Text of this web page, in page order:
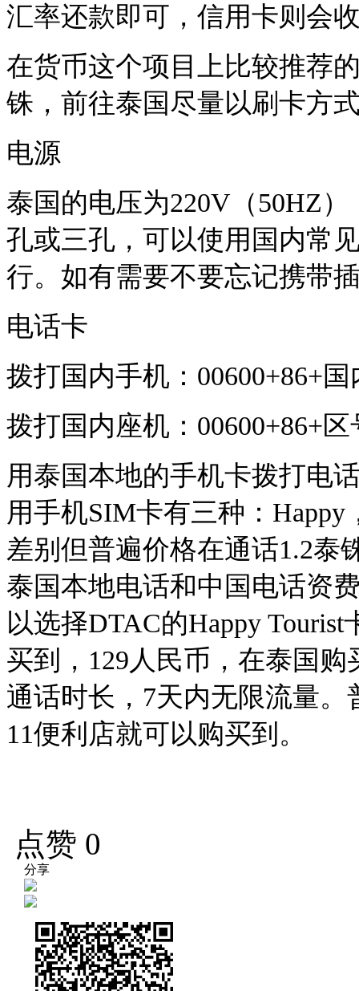
汇率还款即可，信用卡则会
在货币这个项目上比较推荐
铢，前往泰国尽量以刷卡方
电源
泰国的电压为220V（50HZ
孔或三孔，可以使用国内常
行。如有需要不要忘记携带
电话卡
拨打国内手机：00600+86+
拨打国内座机：00600+86+
用泰国本地的手机卡拨打电
用手机SIM卡有三种：Happy
差别但普遍价格在通话1.2泰
泰国本地电话和中国电话资
以选择DTAC的Happy
买到，129人民币，在泰国
通话时长，7天内无限流量
11便利店就可以购买到。
点赞 0
分享